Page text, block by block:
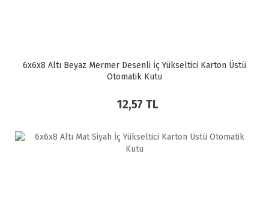
6x6x8 Altı Beyaz Mermer Desenli İç Yükseltici Karton Üstü
Otomatik Kutu
12,57 TL